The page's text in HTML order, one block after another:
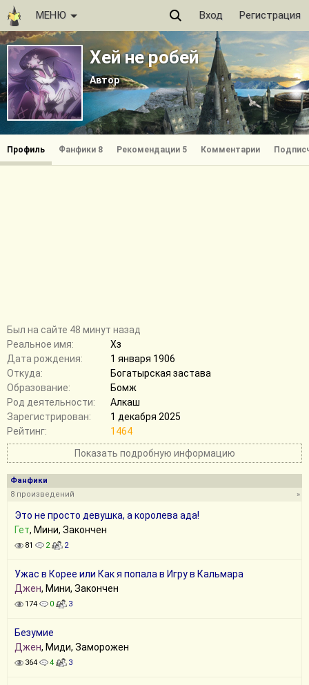
МЕНЮ Вход Регистрация
Хей не робей
Автор
Профиль Фанфики 8 Рекомендации 5 Комментарии
Был на сайте 48 минут назад
Реальное имя:
Хз
Дата рождения:
1 января 1906
Откуда:
Богатырская застава
Образование:
Бомж
Род деятельности:
Алкаш
Зарегистрирован:
1 декабря 2025
Рейтинг:
1464
Показать подробную информацию
Фанфики
8 произведений
»
Это не просто девушка, а королева ада!
Гет, Мини, Закончен
81 2 2
Ужас в Корее или Как я попала в Игру в Кальмара
Джен, Мини, Закончен
174 0 3
Безумие
Джен, Миди, Заморожен
364 4 3